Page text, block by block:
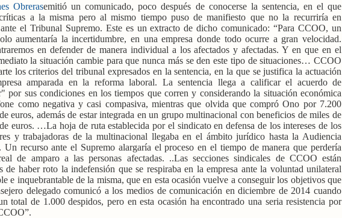
Obrerasemitió un comunicado, poco después de conocerse la sentencia, en el que
a la misma pero al mismo tiempo puso de manifiesto que no la recurriría en
el Tribunal Supremo. Este es un extracto de dicho comunicado: “Para CCOO, un
aumentaría la incertidumbre, en una empresa donde todo ocurre a gran velocidad.
en defender de manera individual a los afectados y afectadas. Y en que en el
la situación cambie para que nunca más se den este tipo de situaciones… CCOO
los criterios del tribunal expresados en la sentencia, en la que se justifica la actuación
amparada en la reforma laboral. La sentencia llega a calificar el acuerdo de
por sus condiciones en los tiempos que corren y considerando la situación económica
como negativa y casi compasiva, mientras que olvida que compró Ono por 7.200
euros, además de estar integrada en un grupo multinacional con beneficios de miles de
euros. …La hoja de ruta establecida por el sindicato en defensa de los intereses de los
y trabajadoras de la multinacional llegaba en el ámbito jurídico hasta la Audiencia
Un recurso ante el Supremo alargaría el proceso en el tiempo de manera que perdería
de amparo a las personas afectadas. ..Las secciones sindicales de CCOO están
de haber roto la indefensión que se respiraba en la empresa ante la voluntad unilateral
e inquebrantable de la misma, que en esta ocasión vuelve a conseguir los objetivos que
delegado comunicó a los medios de comunicación en diciembre de 2014 cuando
total de 1.000 despidos, pero en esta ocasión ha encontrado una seria resistencia por